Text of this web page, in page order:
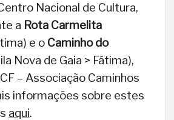
Nacional de Cultura,
a Rota Carmelita
e o Caminho do
Nova de Gaia > Fátima),
– Associação Caminhos
informações sobre estes
aqui.